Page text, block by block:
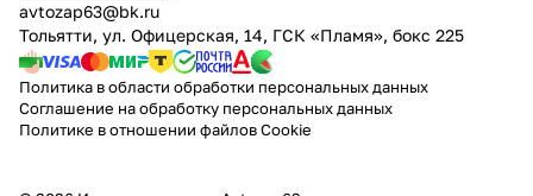
avtozap63@bk.ru
Тольятти, ул. Офицерская, 14, ГСК «Пламя», бокс 225
Политика в области обработки персональных данных
Соглашение на обработку персональных данных
Политике в отношении файлов Cookie